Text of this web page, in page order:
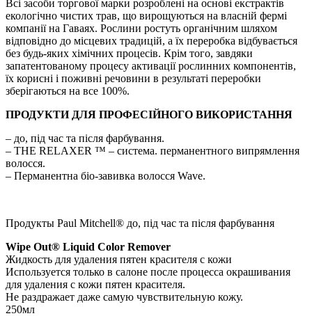
Всі засоби торгової марки розроблені на основі екстрактів
екологічно чистих трав, що вирощуються на власній фермі
компанії на Гаваях. Рослини ростуть органічним шляхом
відповідно до місцевих традицій, а їх переробка відбувається
без будь-яких хімічних процесів. Крім того, завдяки
запатентованому процесу активації рослинних компонентів,
їх корисні і поживні речовини в результаті переробки
зберігаються на все 100%.
ПРОДУКТИ ДЛЯ ПРОФЕСІЙНОГО ВИКОРИСТАННЯ
– до, під час та після фарбування.
– THE RELAXER ™ – система. перманентного випрямлення
волосся.
– Перманентна біо-завивка волосся Wave.
Продукты Paul Mitchell® до, під час та після фарбування
Wipe Out® Liquid Color Remover
Жидкость для удаления пятен красителя с кожи
Используется только в салоне после процесса окрашивания
для удаления с кожи пятен красителя.
Не раздражает даже самую чувствительную кожу.
250мл